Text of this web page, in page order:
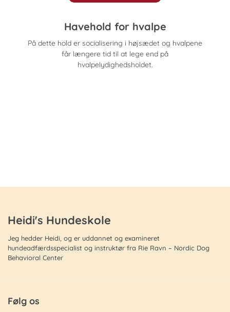
Havehold for hvalpe
På dette hold er socialisering i højsædet og hvalpene
får længere tid til at lege end på
hvalpelydighedsholdet.
Heidi's Hundeskole
Jeg hedder Heidi, og er uddannet og examineret
hundeadfærdsspecialist og instruktør fra Rie Ravn – Nordic Dog
Behavioral Center
Følg os